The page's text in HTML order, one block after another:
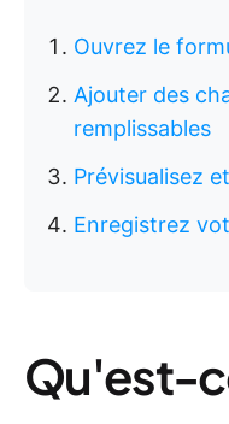
Ouvrez le
Ajouter des
remplissables
Prévisualisez
Enregistrez
Qu'est-